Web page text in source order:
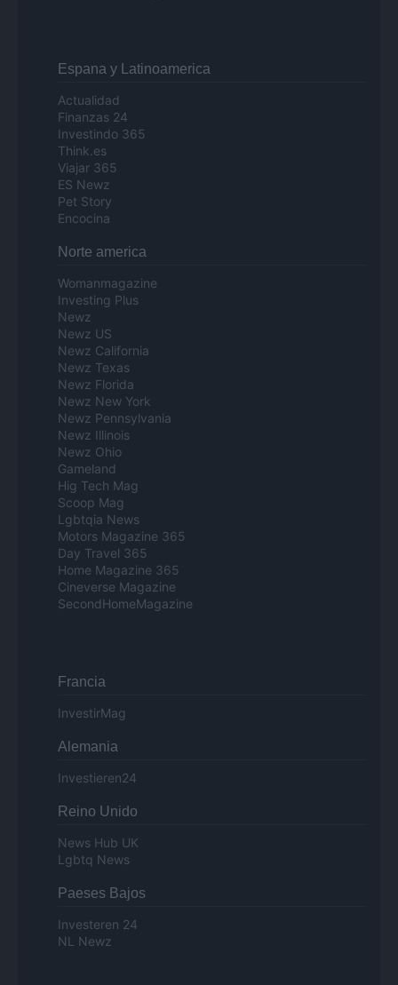
Espana y Latinoamerica
Actualidad
Finanzas 24
Investindo 365
Think.es
Viajar 365
ES Newz
Pet Story
Encocina
Norte america
Womanmagazine
Investing Plus
Newz
Newz US
Newz California
Newz Texas
Newz Florida
Newz New York
Newz Pennsylvania
Newz Illinois
Newz Ohio
Gameland
Hig Tech Mag
Scoop Mag
Lgbtqia News
Motors Magazine 365
Day Travel 365
Home Magazine 365
Cineverse Magazine
SecondHomeMagazine
Francia
InvestirMag
Alemania
Investieren24
Reino Unido
News Hub UK
Lgbtq News
Paeses Bajos
Investeren 24
NL Newz